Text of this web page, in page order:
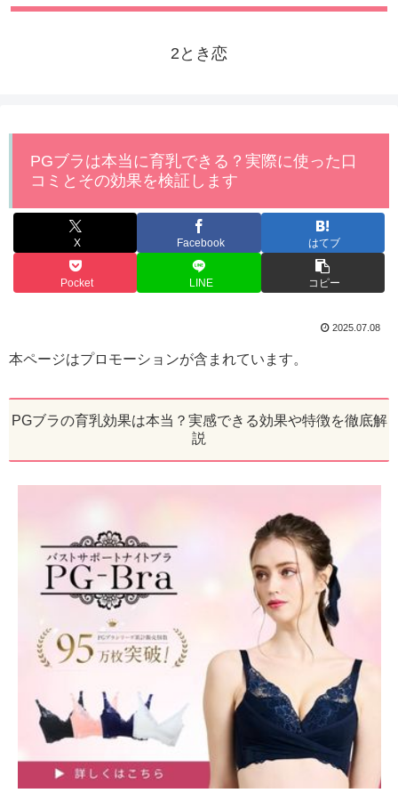
2とき恋
PGブラは本当に育乳できる？実際に使った口
コミとその効果を検証します
X Facebook はてブ
Pocket LINE コピー
2025.07.08
本ページはプロモーションが含まれています。
PGブラの育乳効果は本当？実感できる効果や特徴を徹底解
説